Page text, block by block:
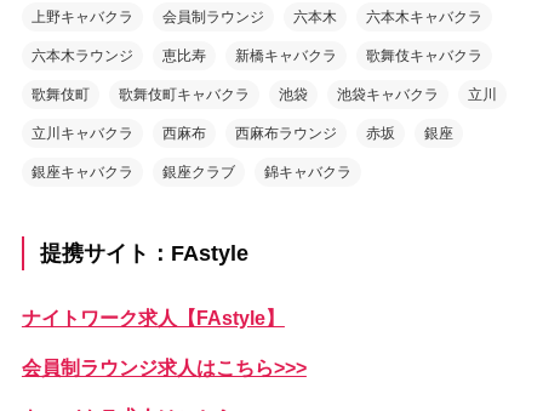
上野キャバクラ 会員制ラウンジ 六本木 六本木キャバクラ
六本木ラウンジ 恵比寿 新橋キャバクラ 歌舞伎キャバクラ
歌舞伎町 歌舞伎町キャバクラ 池袋 池袋キャバクラ 立川
立川キャバクラ 西麻布 西麻布ラウンジ 赤坂 銀座
銀座キャバクラ 銀座クラブ 錦キャバクラ
提携サイト：FAstyle
ナイトワーク求人【FAstyle】
会員制ラウンジ求人はこちら>>>